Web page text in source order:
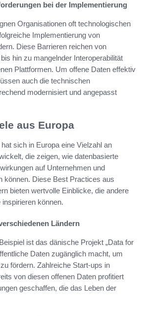
bei der Implementierung
Organisationen oft technologischen
Implementierung von
Diese Barrieren reichen von
hin zu mangelnder Interoperabilität
Plattformen. Um offene Daten effektiv
auch die technischen
modernisiert und angepasst
aus Europa
hat sich in Europa eine Vielzahl an
die zeigen, wie datenbasierte
auf Unternehmen und
können. Diese Best Practices aus
bieten wertvolle Einblicke, die andere
können.
Ländern
ist das dänische Projekt „Data for
Daten zugänglich macht, um
fördern. Zahlreiche Start-ups in
von diesen offenen Daten profitiert
geschaffen, die das Leben der